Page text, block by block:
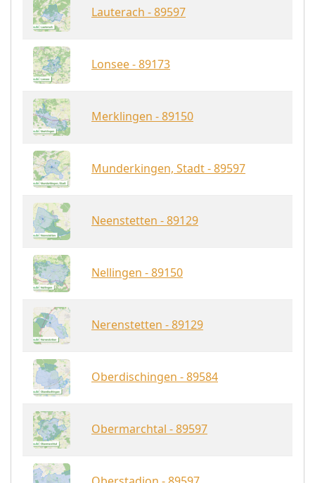
Lauterach - 89597
Lonsee - 89173
Merklingen - 89150
Munderkingen, Stadt - 89597
Neenstetten - 89129
Nellingen - 89150
Nerenstetten - 89129
Oberdischingen - 89584
Obermarchtal - 89597